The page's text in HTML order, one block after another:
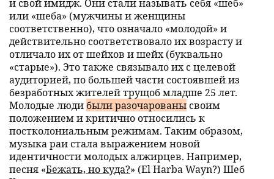
и свой имидж. Они стали называть себя «шеб»
или «шеба» (мужчины и женщины
соответственно), что означало «молодой» и
действительно соответствовало их возрасту и
отличало их от шейхов и шейх (буквально
«старые»). Это также связывало их с целевой
аудиторией, по большей части состоявшей из
безработных жителей трущоб младше 25 лет.
Молодые люди были разочарованы своим
положением и критично относились к
постколониальным режимам. Таким образом,
музыка раи стала выражением новой
идентичности молодых алжирцев. Например,
песня «Бежать, но куда?» (El Harba Wayn?) Шеб